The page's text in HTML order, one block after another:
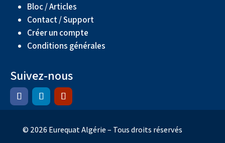
Bloc / Articles
Contact / Support
Créer un compte
Conditions générales
Suivez-nous
© 2026 Eurequat Algérie – Tous droits réservés